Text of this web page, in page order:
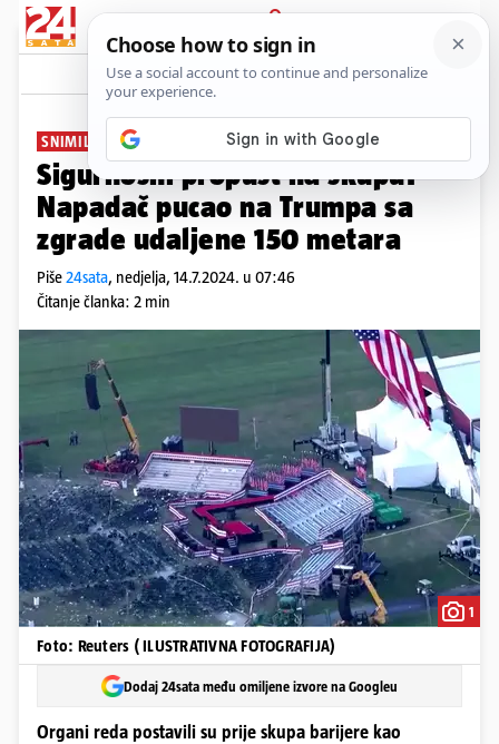
PRIJAVA
News Komentari
SNIMILI IZ ZRAKA
Sigurnosni propust na skupu?
Napadač pucao na Trumpa sa
zgrade udaljene 150 metara
Piše24sata, nedjelja, 14.7.2024. u 07:46
Čitanje članka: 2 min
1
Foto: Reuters ( ILUSTRATIVNA FOTOGRAFIJA)
Dodaj 24sata među omiljene izvore na Googleu
Organi reda postavili su prije skupa barijere kao